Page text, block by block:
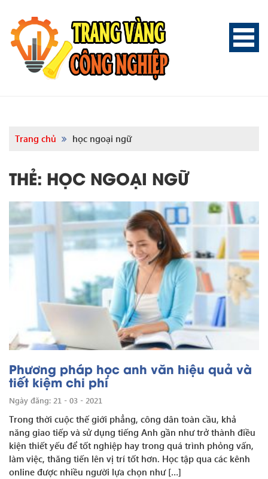
Trang chủ học ngoại ngữ
THẺ: HỌC NGOẠI NGỮ
Phương pháp học anh văn hiệu quả và
tiết kiệm chi phí
Ngày đăng: 21 - 03 - 2021
Trong thời cuộc thế giới phẳng, công dân toàn cầu, khả
năng giao tiếp và sử dụng tiếng Anh gần như trở thành điều
kiện thiết yếu để tốt nghiệp hay trong quá trình phỏng vấn,
làm việc, thăng tiến lên vị trí tốt hơn. Học tập qua các kênh
online được nhiều người lựa chọn như […]